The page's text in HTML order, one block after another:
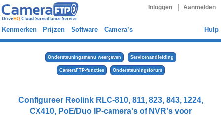
Inloggen Aanmelden
Kenmerken Prijzen Software Camera’s Hulp
Ondersteuningsmenu weergeven Servicehandleiding
CameraFTP-functies Ondersteuningsforum
Configureer Reolink RLC-810, 811, 823, 843, 1224,
CX410, PoE/Duo IP-camera's of NVR's voor